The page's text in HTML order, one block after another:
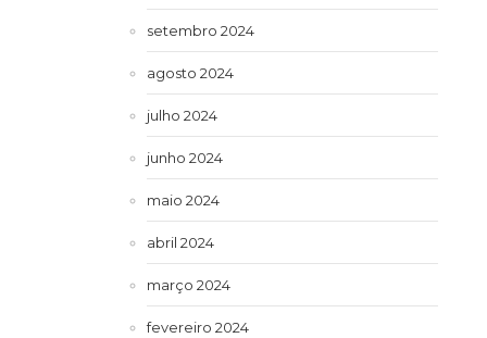
setembro 2024
agosto 2024
julho 2024
junho 2024
maio 2024
abril 2024
março 2024
fevereiro 2024